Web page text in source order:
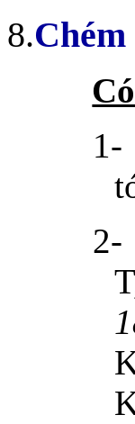
8.
1-
2-